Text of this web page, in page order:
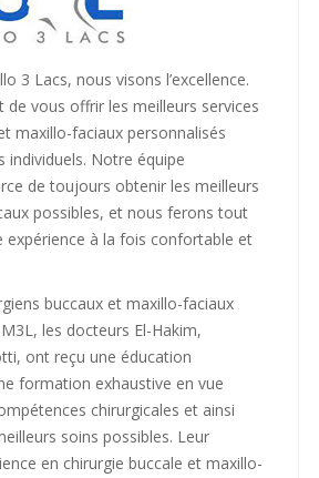
3 Lacs, nous visons l’excellence.
vous offrir les meilleurs services
maxillo-faciaux personnalisés
individuels. Notre équipe
de toujours obtenir les meilleurs
possibles, et nous ferons tout
expérience à la fois confortable et
buccaux et maxillo-faciaux
les docteurs El-Hakim,
ont reçu une éducation
formation exhaustive en vue
chirurgicales et ainsi
soins possibles. Leur
en chirurgie buccale et maxillo-